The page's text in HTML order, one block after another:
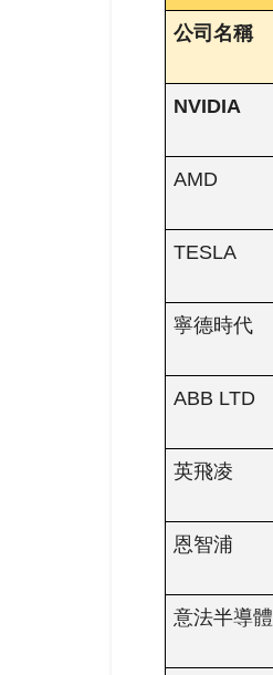
公司名稱
NVIDIA
AMD
TESLA
寧德時代
ABB LTD
英飛凌
恩智浦
意法半導體